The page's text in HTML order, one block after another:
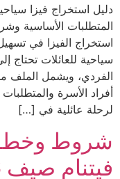
المتطلبات الأساسية
استخراج الفيزا في
سياحية للعائلات تحتاج
الفردي، ويشمل الملف
أفراد الأسرة
لرحلة عائلية في […]
شروط